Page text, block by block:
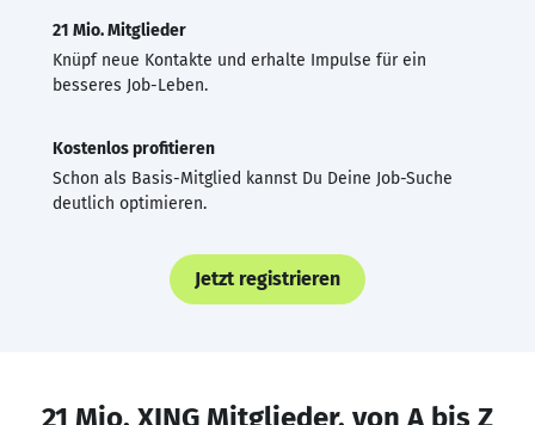
21 Mio. Mitglieder
Knüpf neue Kontakte und erhalte Impulse für ein
besseres Job-Leben.
Kostenlos profitieren
Schon als Basis-Mitglied kannst Du Deine Job-Suche
deutlich optimieren.
Jetzt registrieren
21 Mio. XING Mitglieder, von A bis Z